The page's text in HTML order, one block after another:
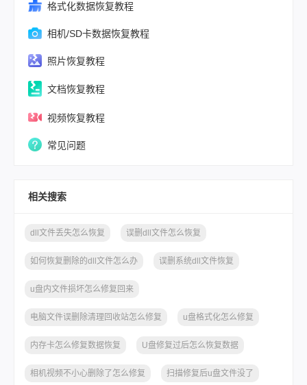
格式化数据恢复教程
相机/SD卡数据恢复教程
照片恢复教程
文档恢复教程
视频恢复教程
常见问题
相关搜索
dll文件丢失怎么恢复 误删dll文件怎么恢复
如何恢复删除的dll文件怎么办 误删系统dll文件恢复
u盘内文件损坏怎么修复回来
电脑文件误删除清理回收站怎么修复 u盘格式化怎么修复
内存卡怎么修复数据恢复 U盘修复过后怎么恢复数据
相机视频不小心删除了怎么修复 扫描修复后u盘文件没了